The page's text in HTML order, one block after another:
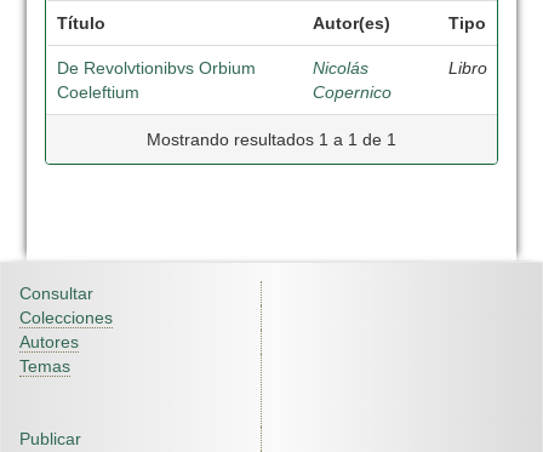
Título Autor(es) Tipo
De Revolvtionibvs Orbium
Coeleftium
Nicolás
Copernico
Libro
Mostrando resultados 1 a 1 de 1
Consultar
Colecciones
Autores
Temas
Publicar